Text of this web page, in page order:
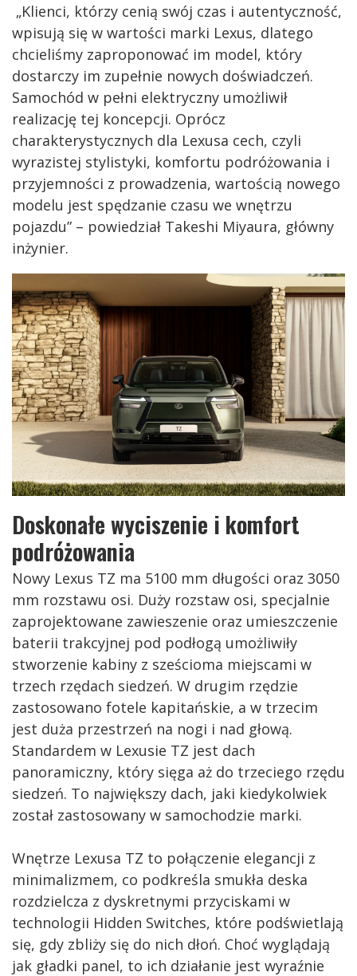
„Klienci, którzy cenią swój czas i autentyczność,
wpisują się w wartości marki Lexus, dlatego
chcieliśmy zaproponować im model, który
dostarczy im zupełnie nowych doświadczeń.
Samochód w pełni elektryczny umożliwił
realizację tej koncepcji. Oprócz
charakterystycznych dla Lexusa cech, czyli
wyrazistej stylistyki, komfortu podróżowania i
przyjemności z prowadzenia, wartością nowego
modelu jest spędzanie czasu we wnętrzu
pojazdu” – powiedział Takeshi Miyaura, główny
inżynier.
Doskonałe wyciszenie i komfort
podróżowania
Nowy Lexus TZ ma 5100 mm długości oraz 3050
mm rozstawu osi. Duży rozstaw osi, specjalnie
zaprojektowane zawieszenie oraz umieszczenie
baterii trakcyjnej pod podłogą umożliwiły
stworzenie kabiny z sześcioma miejscami w
trzech rzędach siedzeń. W drugim rzędzie
zastosowano fotele kapitańskie, a w trzecim
jest duża przestrzeń na nogi i nad głową.
Standardem w Lexusie TZ jest dach
panoramiczny, który sięga aż do trzeciego rzędu
siedzeń. To największy dach, jaki kiedykolwiek
został zastosowany w samochodzie marki.
Wnętrze Lexusa TZ to połączenie elegancji z
minimalizmem, co podkreśla smukła deska
rozdzielcza z dyskretnymi przyciskami w
technologii Hidden Switches, które podświetlają
się, gdy zbliży się do nich dłoń. Choć wyglądają
jak gładki panel, to ich działanie jest wyraźnie